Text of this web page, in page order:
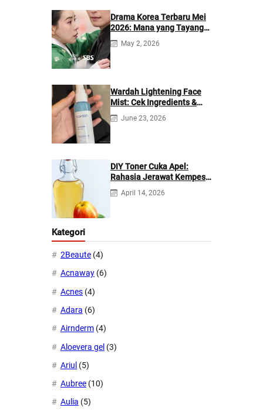
Drama Korea Terbaru Mei
2026: Mana yang Tayang
di Netflix?
May 2, 2026
Wardah Lightening Face
Mist: Cek Ingredients &
Manfaatnya
June 23, 2026
DIY Toner Cuka Apel:
Rahasia Jerawat Kempes
dalam 2 Hari!
April 14, 2026
Kategori
2Beaute (4)
Acnaway (6)
Acnes (4)
Adara (6)
Airnderm (4)
Aloevera gel (3)
Ariul (5)
Aubree (10)
Aulia (5)